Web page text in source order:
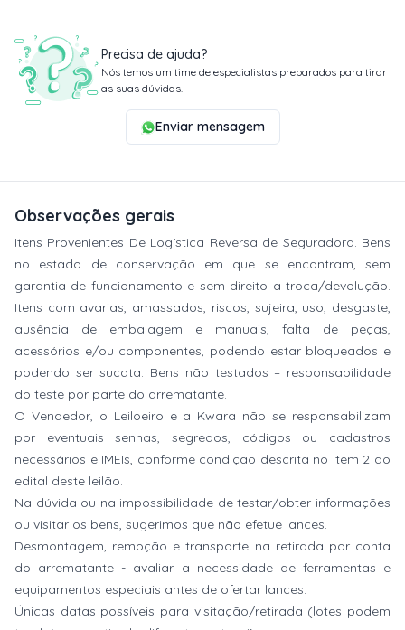
Precisa de ajuda?
Nós temos um time de especialistas preparados para tirar
as suas dúvidas.
Enviar mensagem
Observações gerais
Itens Provenientes De Logística Reversa de Seguradora. Bens
no estado de conservação em que se encontram, sem
garantia de funcionamento e sem direito a troca/devolução.
Itens com avarias, amassados, riscos, sujeira, uso, desgaste,
ausência de embalagem e manuais, falta de peças,
acessórios e/ou componentes, podendo estar bloqueados e
podendo ser sucata. Bens não testados – responsabilidade
do teste por parte do arrematante.
O Vendedor, o Leiloeiro e a Kwara não se responsabilizam
por eventuais senhas, segredos, códigos ou cadastros
necessários e IMEIs, conforme condição descrita no item 2 do
edital deste leilão.
Na dúvida ou na impossibilidade de testar/obter informações
ou visitar os bens, sugerimos que não efetue lances.
Desmontagem, remoção e transporte na retirada por conta
do arrematante - avaliar a necessidade de ferramentas e
equipamentos especiais antes de ofertar lances.
Únicas datas possíveis para visitação/retirada (lotes podem